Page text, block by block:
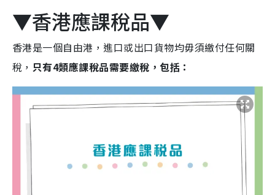
▼香港應課稅品▼
香港是一個自由港，進口或出口貨物均毋須繳付任何關
稅， 只有4類應課稅品需要繳稅，包括：